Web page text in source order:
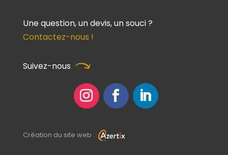
Une question, un devis, un souci ?
Contactez-nous !
Suivez-nous
Création du site web :